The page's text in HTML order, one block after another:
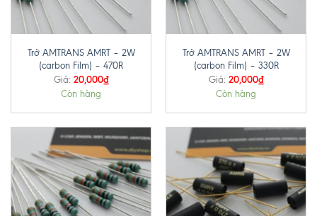
Trở AMTRANS AMRT – 2W
(carbon Film) – 470R
Giá: 20,000₫
Còn hàng
Trở AMTRANS AMRT – 2W
(carbon Film) – 330R
Giá: 20,000₫
Còn hàng